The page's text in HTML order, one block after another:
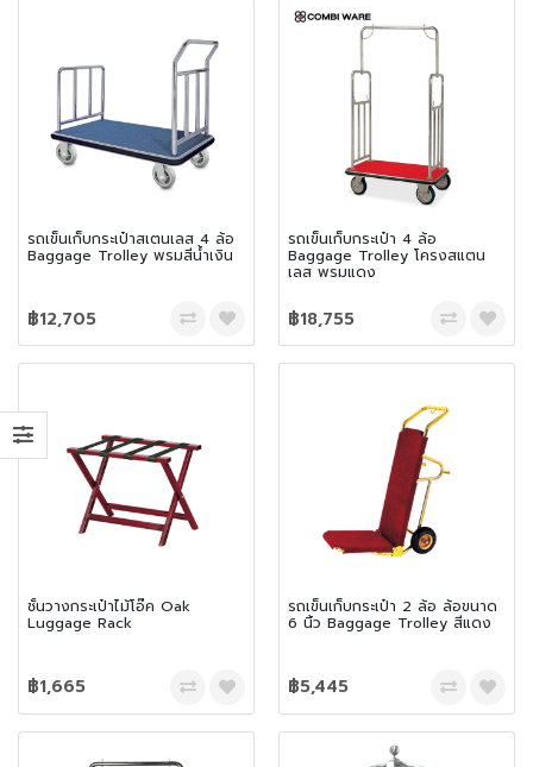
รถเข็นเก็บกระเป๋าสเตนเลส 4 ล้อ
Baggage Trolley พรมสีน้ำเงิน
฿12,705
รถเข็นเก็บกระเป๋า 4 ล้อ
Baggage Trolley โครงสแตน
เลส พรมแดง
฿18,755
ชั้นวางกระเป๋าไม้โอ๊ค Oak
Luggage Rack
฿1,665
รถเข็นเก็บกระเป๋า 2 ล้อ ล้อขนาด
6 นิ้ว Baggage Trolley สีแดง
฿5,445